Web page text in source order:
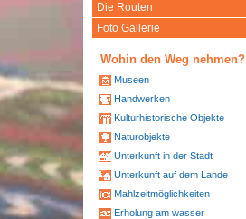
Die Routen
Foto Gallerie
Wohin den Weg nehmen?
Museen
Handwerken
Kulturhistorische Objekte
Naturobjekte
Unterkunft in der Stadt
Unterkunft auf dem Lande
Mahlzeitmöglichkeiten
Erholung am wasser